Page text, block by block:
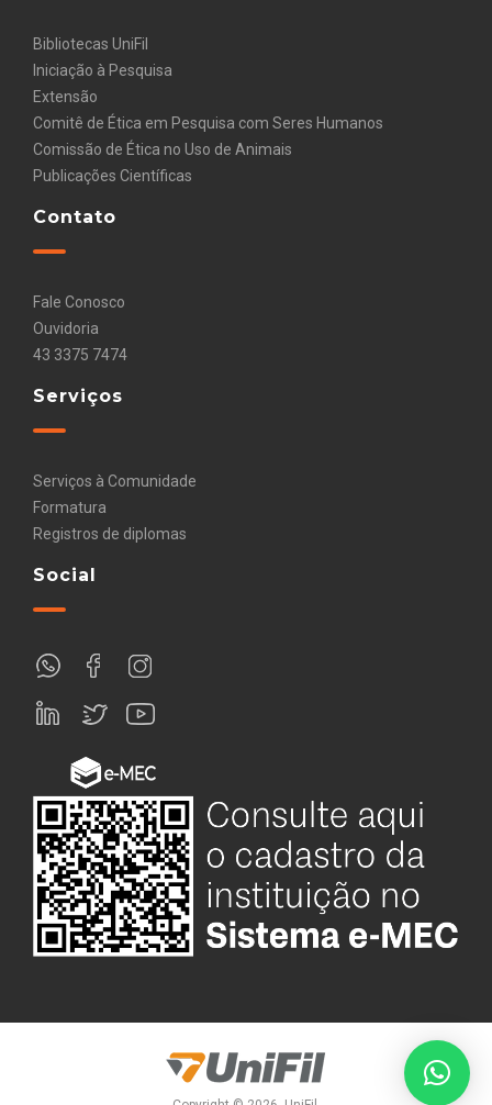
Bibliotecas UniFil
Iniciação à Pesquisa
Extensão
Comitê de Ética em Pesquisa com Seres Humanos
Comissão de Ética no Uso de Animais
Publicações Científicas
Contato
Fale Conosco
Ouvidoria
43 3375 7474
Serviços
Serviços à Comunidade
Formatura
Registros de diplomas
Social